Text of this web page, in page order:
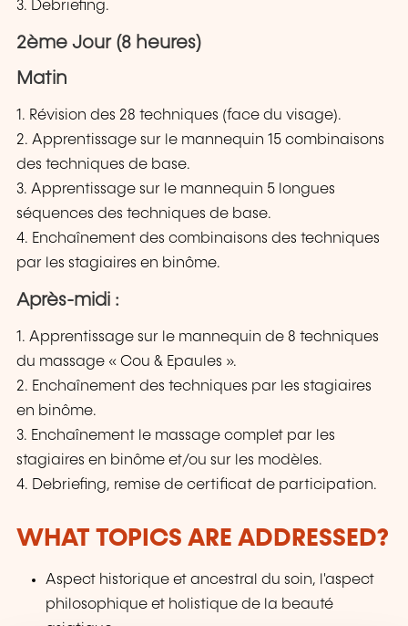
3. Debriefing.
2ème Jour (8 heures)
Matin
1. Révision des 28 techniques (face du visage).
2. Apprentissage sur le mannequin 15 combinaisons
des techniques de base.
3. Apprentissage sur le mannequin 5 longues
séquences des techniques de base.
4. Enchaînement des combinaisons des techniques
par les stagiaires en binôme.
Après-midi :
1. Apprentissage sur le mannequin de 8 techniques
du massage « Cou & Epaules ».
2. Enchaînement des techniques par les stagiaires
en binôme.
3. Enchaînement le massage complet par les
stagiaires en binôme et/ou sur les modèles.
4. Debriefing, remise de certificat de participation.
WHAT TOPICS ARE ADDRESSED?
Aspect historique et ancestral du soin, l'aspect
philosophique et holistique de la beauté